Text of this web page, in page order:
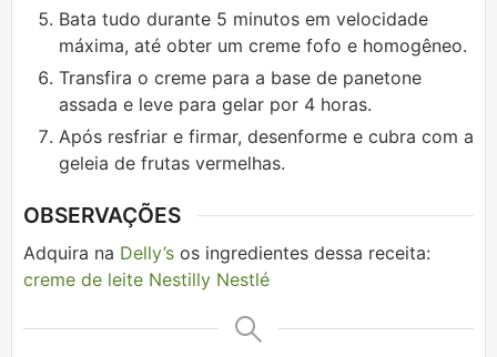
Bata tudo durante 5 minutos em velocidade
máxima, até obter um creme fofo e homogêneo.
Transfira o creme para a base de panetone
assada e leve para gelar por 4 horas.
Após resfriar e firmar, desenforme e cubra com a
geleia de frutas vermelhas.
OBSERVAÇÕES
Adquira na Delly’s os ingredientes dessa receita:
creme de leite Nestilly Nestlé